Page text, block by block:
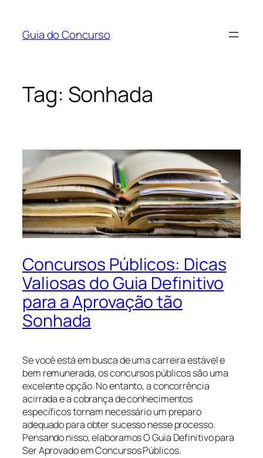
Guia do Concurso
Tag: Sonhada
Concursos Públicos: Dicas
Valiosas do Guia Definitivo
para a Aprovação tão
Sonhada
Se você está em busca de uma carreira estável e
bem remunerada, os concursos públicos são uma
excelente opção. No entanto, a concorrência
acirrada e a cobrança de conhecimentos
específicos tornam necessário um preparo
adequado para obter sucesso nesse processo.
Pensando nisso, elaboramos O Guia Definitivo para
Ser Aprovado em Concursos Públicos.